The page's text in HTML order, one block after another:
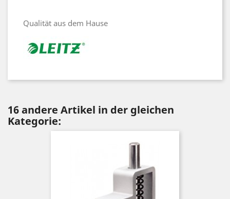
Qualität aus dem Hause
16 andere Artikel in der gleichen
Kategorie: